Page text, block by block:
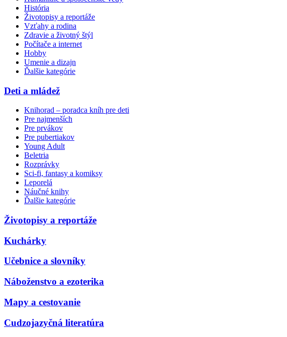
História
Životopisy a reportáže
Vzťahy a rodina
Zdravie a životný štýl
Počítače a internet
Hobby
Umenie a dizajn
Ďalšie kategórie
Deti a mládež
Knihorad – poradca kníh pre deti
Pre najmenších
Pre prvákov
Pre pubertiakov
Young Adult
Beletria
Rozprávky
Sci-fi, fantasy a komiksy
Leporelá
Náučné knihy
Ďalšie kategórie
Životopisy a reportáže
Kuchárky
Učebnice a slovníky
Náboženstvo a ezoterika
Mapy a cestovanie
Cudzojazyčná literatúra